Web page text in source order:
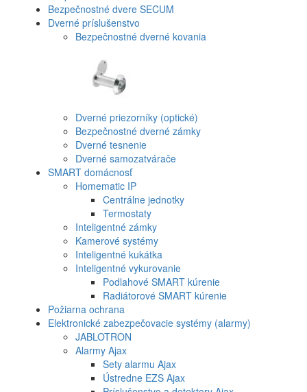
Bezpečnostné dvere SECUM
Dverné príslušenstvo
Bezpečnostné dverné kovania
Dverné priezorníky (optické)
Bezpečnostné dverné zámky
Dverné tesnenie
Dverné samozatvárače
SMART domácnosť
Homematic IP
Centrálne jednotky
Termostaty
Inteligentné zámky
Kamerové systémy
Inteligentné kukátka
Inteligentné vykurovanie
Podlahové SMART kúrenie
Radiátorové SMART kúrenie
Požiarna ochrana
Elektronické zabezpečovacie systémy (alarmy)
JABLOTRON
Alarmy Ajax
Sety alarmu Ajax
Ústredne EZS Ajax